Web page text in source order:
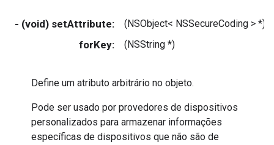
- (void) setAttribute: (NSObject< NSSecureCoding > *)
forKey: (NSString *)
Define um atributo arbitrário no objeto.
Pode ser usado por provedores de dispositivos
personalizados para armazenar informações
específicas de dispositivos que não são de